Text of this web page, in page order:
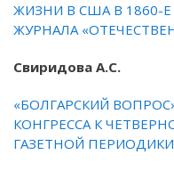
ЖИЗНИ В США В 1860-
ЖУРНАЛА
Свиридова А.С.
«БОЛГАРСКИЙ
КОНГРЕССА К
ГАЗЕТНОЙ